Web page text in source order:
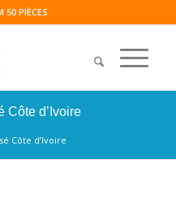
50 PIÈCES
Côte d’Ivoire
Côte d’Ivoire